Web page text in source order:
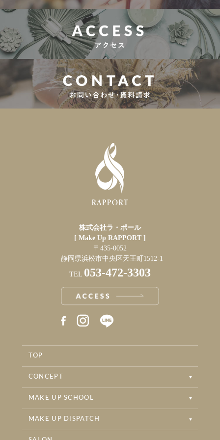
株式会社ラ・ポール
[ Make Up RAPPORT ]
〒435-0052
静岡県浜松市中央区天王町1512-1
TEL 053-472-3303
RAPPORT BEAUTYSALON INSTAGRAM
TOP
CONCEPT
MAKE UP SCHOOL
MAKE UP DISPATCH